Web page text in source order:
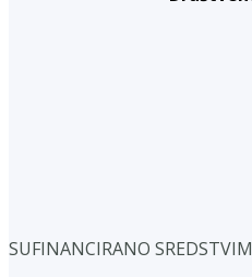
SUFINANCIRANO